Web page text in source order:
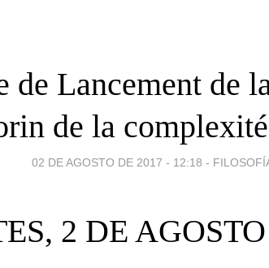
de Lancement de
de la
02 DE AGOSTO DE 2017 - 12:18 -
2 DE